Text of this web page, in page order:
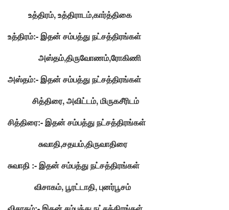
உத்திரம், உத்திராடம்,கார்த்திகை
உத்திரம்:- இதன் சம்பத்து நட்சத்திரங்கள்
அஸ்தம்,திருவோணம்,ரோகிணி
அஸ்தம்:- இதன் சம்பத்து நட்சத்திரங்கள்
சித்திரை, அவிட்டம், மிருகசீரிடம்
சித்திரை:- இதன் சம்பத்து நட்சத்திரங்கள்
சுவாதி,சதயம்,திருவாதிரை
சுவாதி :- இதன் சம்பத்து நட்சத்திரங்கள்
விசாகம், பூரட்டாதி, புனர்பூசம்